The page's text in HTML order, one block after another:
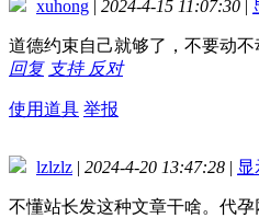
xuhong | 2024-4-15 11:07:30 |
道德约束自己就够了，不要动不
回复 支持 反对
使用道具 举报
lzlzlz | 2024-4-20 13:47:28 |
不懂站长发这种文章干啥。代孕